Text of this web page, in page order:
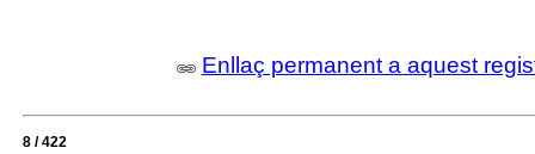
Enllaç permanent a aquest
8 / 422